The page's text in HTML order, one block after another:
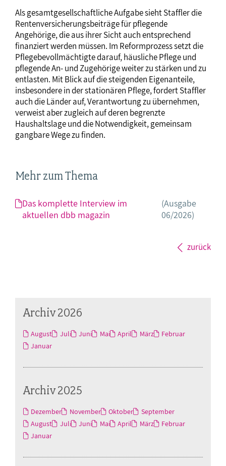
Als gesamtgesellschaftliche Aufgabe sieht Staffler die
Rentenversicherungsbeiträge für pflegende
Angehörige, die aus ihrer Sicht auch entsprechend
finanziert werden müssen. Im Reformprozess setzt die
Pflegebevollmächtigte darauf, häusliche Pflege und
pflegende An- und Zugehörige weiter zu stärken und zu
entlasten. Mit Blick auf die steigenden Eigenanteile,
insbesondere in der stationären Pflege, fordert Staffler
auch die Länder auf, Verantwortung zu übernehmen,
verweist aber zugleich auf deren begrenzte
Haushaltslage und die Notwendigkeit, gemeinsam
gangbare Wege zu finden.
Mehr zum Thema
Das komplette Interview im
aktuellen dbb magazin
(Ausgabe
06/2026)
zurück
Archiv 2026
August Juli Juni Mai April März
Februar
Januar
Archiv 2025
Dezember November Oktober
September
August
Juli Juni Mai April März
Februar
Januar